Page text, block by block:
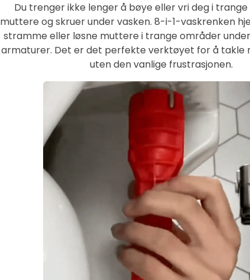
Du trenger ikke lenger å bøye eller vri deg i
muttere og skruer under vasken. 8-i-1-vaskrenken
stramme eller løsne muttere i trange områder
armaturer. Det er det perfekte verktøyet for å takle
uten den vanlige frustrasjonen.